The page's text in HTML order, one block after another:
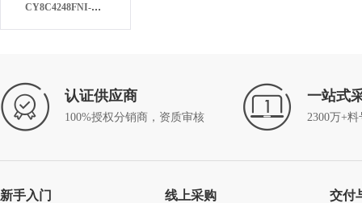
CY8C4248FNI-BL593T
认证供应商
100%授权分销商，资质审核
一站式
2300万+
新手入门 线上采购 交付